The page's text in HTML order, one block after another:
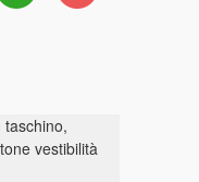
taschino,
vestibilità